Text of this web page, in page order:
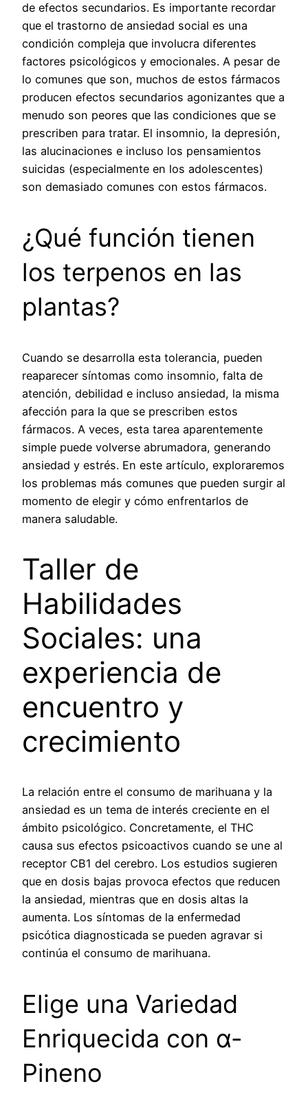
de efectos secundarios. Es importante recordar
que el trastorno de ansiedad social es una
condición compleja que involucra diferentes
factores psicológicos y emocionales. A pesar de
lo comunes que son, muchos de estos fármacos
producen efectos secundarios agonizantes que a
menudo son peores que las condiciones que se
prescriben para tratar. El insomnio, la depresión,
las alucinaciones e incluso los pensamientos
suicidas (especialmente en los adolescentes)
son demasiado comunes con estos fármacos.
¿Qué función tienen
los terpenos en las
plantas?
Cuando se desarrolla esta tolerancia, pueden
reaparecer síntomas como insomnio, falta de
atención, debilidad e incluso ansiedad, la misma
afección para la que se prescriben estos
fármacos. A veces, esta tarea aparentemente
simple puede volverse abrumadora, generando
ansiedad y estrés. En este artículo, exploraremos
los problemas más comunes que pueden surgir al
momento de elegir y cómo enfrentarlos de
manera saludable.
Taller de
Habilidades
Sociales: una
experiencia de
encuentro y
crecimiento
La relación entre el consumo de marihuana y la
ansiedad es un tema de interés creciente en el
ámbito psicológico. Concretamente, el THC
causa sus efectos psicoactivos cuando se une al
receptor CB1 del cerebro. Los estudios sugieren
que en dosis bajas provoca efectos que reducen
la ansiedad, mientras que en dosis altas la
aumenta. Los síntomas de la enfermedad
psicótica diagnosticada se pueden agravar si
continúa el consumo de marihuana.
Elige una Variedad
Enriquecida con α-
Pineno